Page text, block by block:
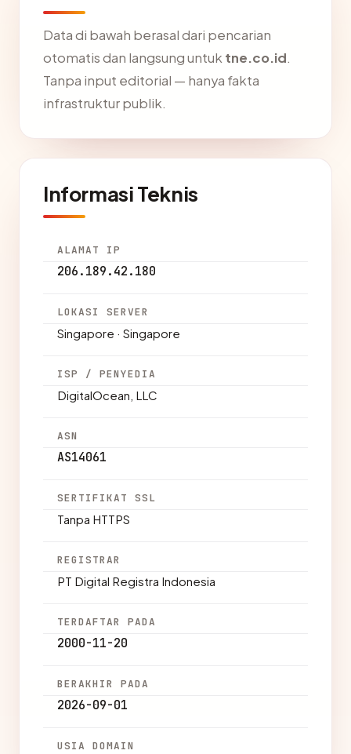
Data di bawah berasal dari pencarian
otomatis dan langsung untuk tne.co.id.
Tanpa input editorial — hanya fakta
infrastruktur publik.
Informasi Teknis
ALAMAT IP
206.189.42.180
LOKASI SERVER
Singapore · Singapore
ISP / PENYEDIA
DigitalOcean, LLC
ASN
AS14061
SERTIFIKAT SSL
Tanpa HTTPS
REGISTRAR
PT Digital Registra Indonesia
TERDAFTAR PADA
2000-11-20
BERAKHIR PADA
2026-09-01
USIA DOMAIN